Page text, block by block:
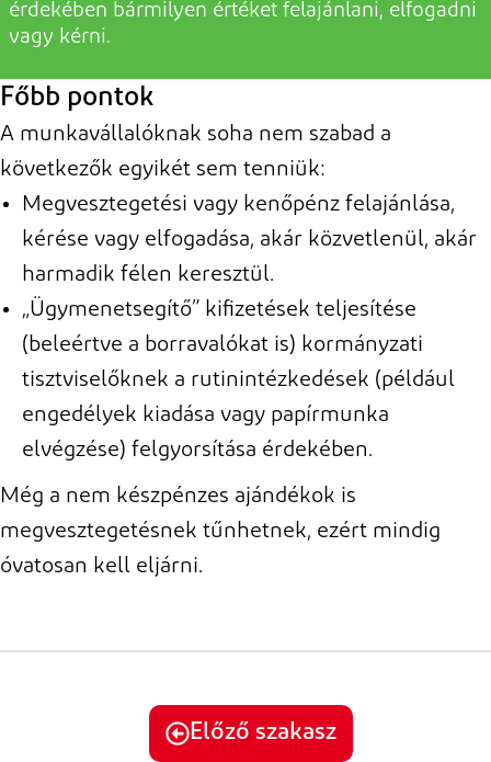
érdekében bármilyen értéket felajánlani, elfogadni
vagy kérni.
Főbb pontok
A munkavállalóknak soha nem szabad a
következők egyikét sem tenniük:
Megvesztegetési vagy kenőpénz felajánlása,
kérése vagy elfogadása, akár közvetlenül, akár
harmadik félen keresztül.
„Ügymenetsegítő” kifizetések teljesítése
(beleértve a borravalókat is) kormányzati
tisztviselőknek a rutinintézkedések (például
engedélyek kiadása vagy papírmunka
elvégzése) felgyorsítása érdekében.
Még a nem készpénzes ajándékok is
megvesztegetésnek tűnhetnek, ezért mindig
óvatosan kell eljárni.
Előző szakasz